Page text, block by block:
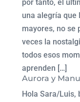
por tanto, el
una alegría que
mayores, no se
veces la
todos esos
aprenden […]
Aurora y
Hola Sara/Luis,